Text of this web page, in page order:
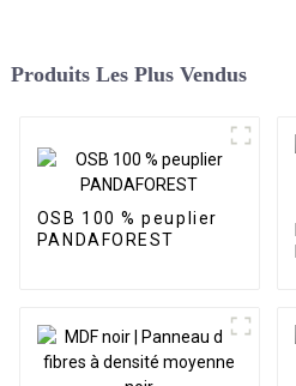
Produits Les Plus Vendus
OSB 100 % peuplier
PANDAFOREST